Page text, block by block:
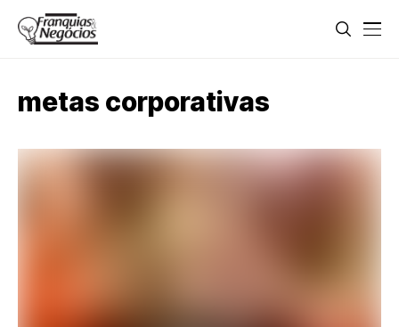
metas corporativas